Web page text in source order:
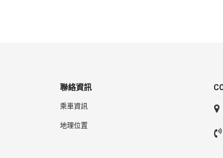
聯絡資訊
乘車資訊
地理位置